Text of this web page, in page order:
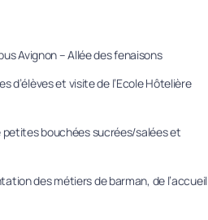
Avignon – Allée des fenaisons
d’élèves et visite de l’Ecole Hôtelière
petites bouchées sucrées/salées et
des métiers de barman, de l’accueil